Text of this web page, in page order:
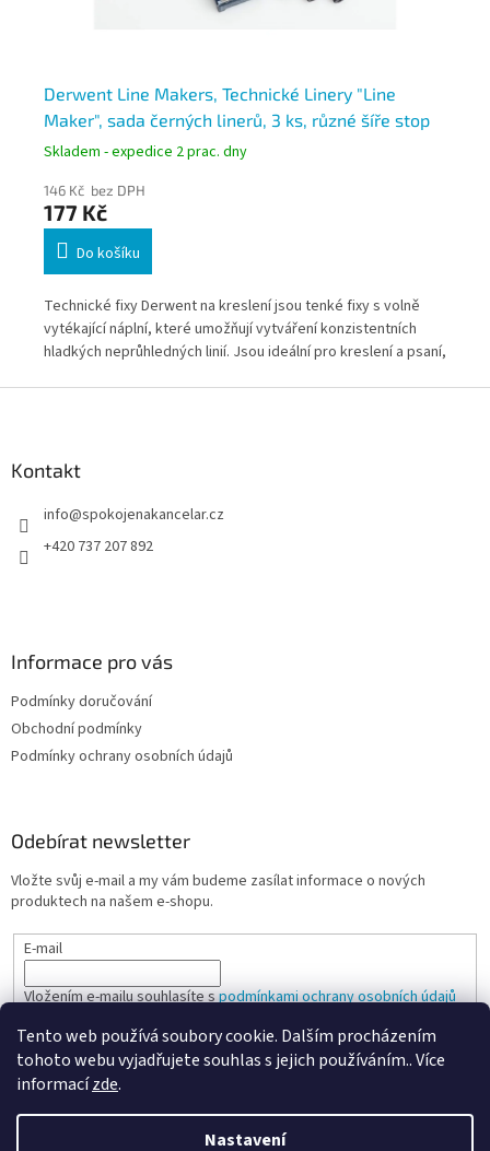
Tento web používá soubory cookie. Dalším procházením
tohoto webu vyjadřujete souhlas s jejich používáním.. Více
informacízde.
Nastavení
Derwent Line Makers, Technické Linery "Line
Maker", sada černých linerů, 3 ks, různé šíře stop
Skladem - expedice 2 prac. dny
146 Kč bez DPH
177 Kč
Do košíku
Technické fixy Derwent na kreslení jsou tenké fixy s volně
vytékající náplní, které umožňují vytváření konzistentních
hladkých neprůhledných linií. Jsou ideální pro kreslení a psaní,
Kontakt
info@spokojenakancelar.cz
+420 737 207 892
Informace pro vás
Podmínky doručování
Obchodní podmínky
Podmínky ochrany osobních údajů
Odebírat newsletter
Vložte svůj e-mail a my vám budeme zasílat informace o nových
produktech na našem e-shopu.
E-mail
Vložením e-mailu souhlasíte spodmínkami ochrany osobních údajů
PŘIHLÁSIT SE
Vytvořil Shoptet